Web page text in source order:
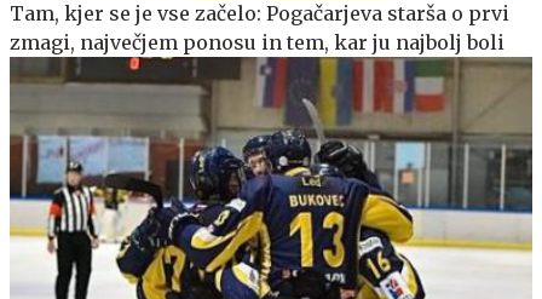
Tam, kjer se je vse začelo: Pogačarjeva starša o prvi
zmagi, največjem ponosu in tem, kar ju najbolj boli